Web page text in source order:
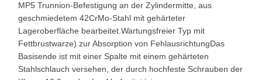
MP5 Trunnion-Befestigung an der Zylindermitte, aus
geschmiedetem 42CrMo-Stahl mit gehärteter
Lageroberfläche bearbeitet.Wartungsfreier Typ mit
Fettbrustwarze) zur Absorption von FehlausrichtungDas
Basisende ist mit einer Spalte mit einem gehärteten
Stahlschlauch versehen, der durch hochfeste Schrauben der